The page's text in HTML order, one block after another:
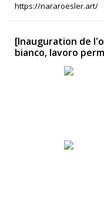
https://nararoesler.art/
[Inauguration de
bianco, lavoro